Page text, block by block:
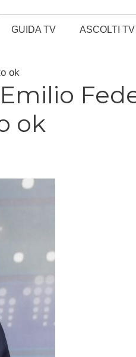
GUIDA TV ASCOLTI TV
ok
ok